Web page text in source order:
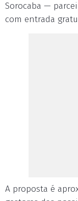
Sorocaba —
com entrada
A proposta é